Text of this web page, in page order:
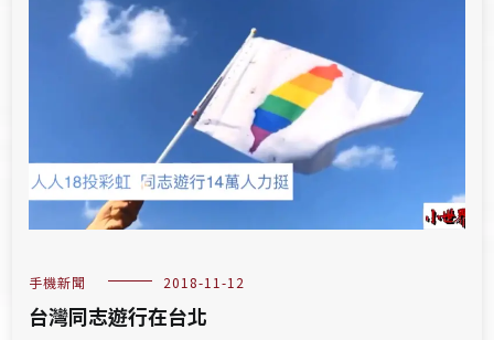
手機新聞 2018-11-12
台灣同志遊行在台北